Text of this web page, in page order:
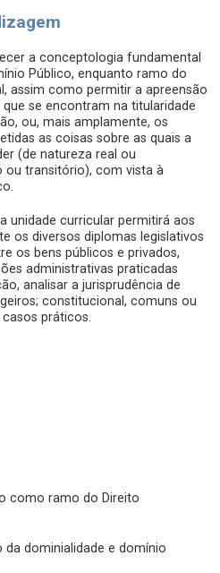
a conceptologia fundamental
Público, enquanto ramo do
assim como permitir a apreensão
se encontram na titularidade
ou, mais amplamente, os
as coisas sobre as quais a
(de natureza real ou
ou transitório), com vista à
unidade curricular permitirá aos
os diversos diplomas legislativos
os bens públicos e privados,
administrativas praticadas
analisar a jurisprudência de
constitucional, comuns ou
práticos.
como ramo do Direito
dominialidade e domínio